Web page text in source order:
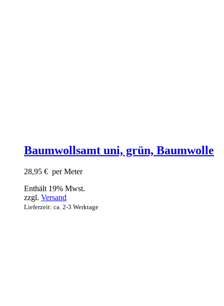
Baumwollsamt uni, grün, Baumwolle
28,95 € per Meter
Enthält 19% Mwst.
zzgl. Versand
Lieferzeit: ca. 2-3 Werktage